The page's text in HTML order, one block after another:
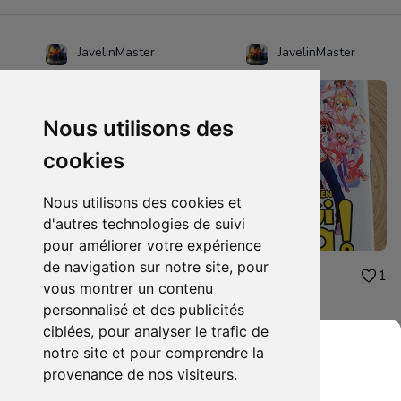
Nous utilisons des
cookies
Nous utilisons des cookies et
d'autres technologies de suivi
pour améliorer votre expérience
de navigation sur notre site, pour
vous montrer un contenu
personnalisé et des publicités
ciblées, pour analyser le trafic de
notre site et pour comprendre la
provenance de nos visiteurs.
JavelinMaster
2.00€ 1
Negi ma tome 9
JavelinMaster
2.00€ 1